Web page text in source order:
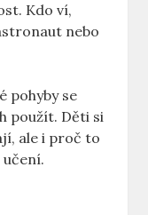
Kdo ví,
nebo
pohyby ​se
použít. Děti si
⁢ale i proč to